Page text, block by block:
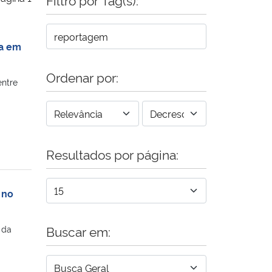
em
Ordenar por:
Resultados por página:
Buscar em: